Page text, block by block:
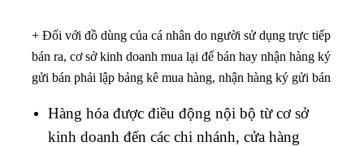
+ Đối với đồ dùng của cá nhân do người sử dụng trực tiếp
bán ra, cơ sở kinh doanh mua lại để bán hay nhận hàng ký
gửi bán phải lập bảng kê mua hàng, nhận hàng ký gửi bán
Hàng hóa được điều động nội bộ từ cơ sở
kinh doanh đến các chi nhánh, cửa hàng